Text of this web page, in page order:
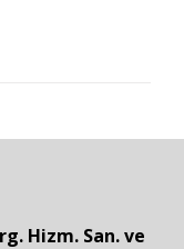
Hizm. San. ve